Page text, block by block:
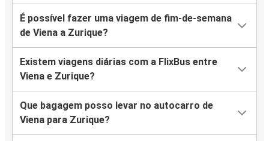
É possível fazer uma viagem de fim-de-semana
de Viena a Zurique?
Existem viagens diárias com a FlixBus entre
Viena e Zurique?
Que bagagem posso levar no autocarro de
Viena para Zurique?